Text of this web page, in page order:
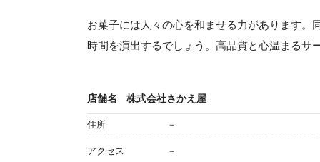
お菓子には人々の心を和ませる力があります。
時間を演出するでしょう。高品質と心温まるサ
店舗名 株式会社さかえ屋
住所 －
アクセス －